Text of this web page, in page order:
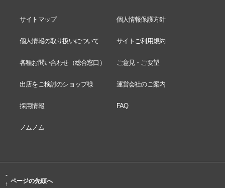
サイトマップ 個人情報保護方針
個人情報の取り扱いについて サイトご利用規約
各種お問い合わせ（総合窓口） ご意見・ご要望
出店をご検討のショップ様 運営会社のご案内
採用情報 FAQ
ノムノム
-
↑ ページの先頭へ